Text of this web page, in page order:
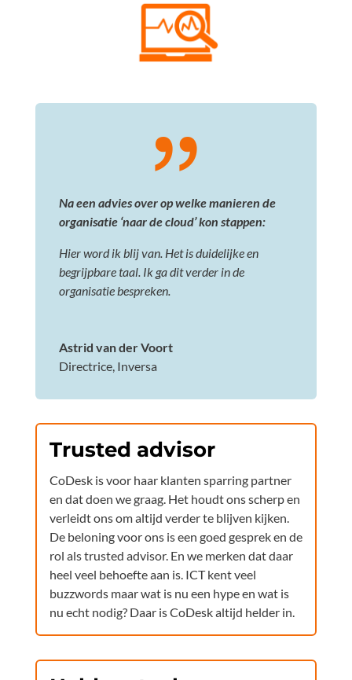
Na een advies over op welke manieren de
organisatie ‘naar de cloud’ kon stappen:
Hier word ik blij van. Het is duidelijke en
begrijpbare taal. Ik ga dit verder in de
organisatie bespreken.
Astrid van der Voort
Directrice, Inversa
Trusted advisor
CoDesk is voor haar klanten sparring partner
en dat doen we graag. Het houdt ons scherp en
verleidt ons om altijd verder te blijven kijken.
De beloning voor ons is een goed gesprek en de
rol als trusted advisor. En we merken dat daar
heel veel behoefte aan is. ICT kent veel
buzzwords maar wat is nu een hype en wat is
nu echt nodig? Daar is CoDesk altijd helder in.